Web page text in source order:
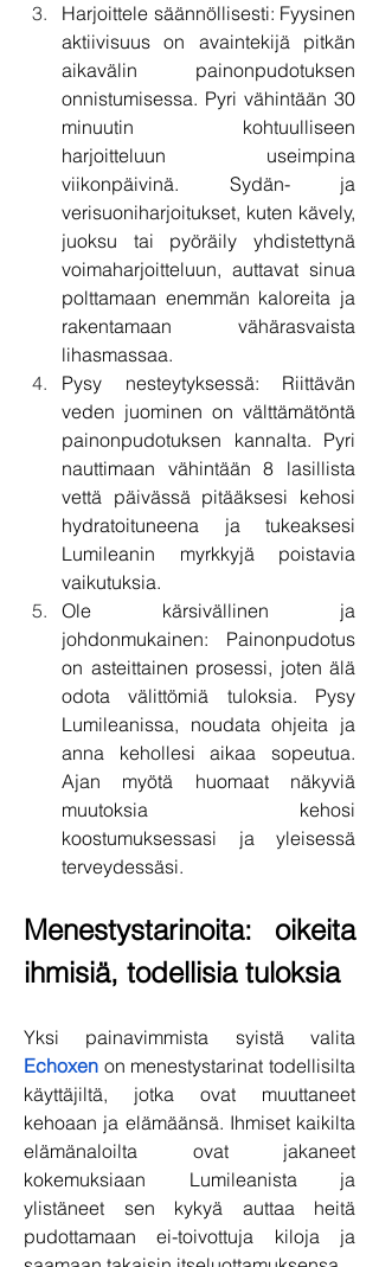
Harjoittele säännöllisesti: Fyysinen
aktiivisuus on avaintekijä pitkän
aikavälin painonpudotuksen
onnistumisessa. Pyri vähintään 30
minuutin kohtuulliseen
harjoitteluun useimpina
viikonpäivinä. Sydän- ja
verisuoniharjoitukset, kuten kävely,
juoksu tai pyöräily yhdistettynä
voimaharjoitteluun, auttavat sinua
polttamaan enemmän kaloreita ja
rakentamaan vähärasvaista
lihasmassaa.
Pysy nesteytyksessä: Riittävän
veden juominen on välttämätöntä
painonpudotuksen kannalta. Pyri
nauttimaan vähintään 8 lasillista
vettä päivässä pitääksesi kehosi
hydratoituneena ja tukeaksesi
Lumileanin myrkkyjä poistavia
vaikutuksia.
Ole kärsivällinen ja
johdonmukainen: Painonpudotus
on asteittainen prosessi, joten älä
odota välittömiä tuloksia. Pysy
Lumileanissa, noudata ohjeita ja
anna kehollesi aikaa sopeutua.
Ajan myötä huomaat näkyviä
muutoksia kehosi
koostumuksessasi ja yleisessä
terveydessäsi.
Menestystarinoita: oikeita
ihmisiä, todellisia tuloksia
Echoxen on menestystarinat todellisilta
käyttäjiltä, ​​jotka ovat muuttaneet
kehoaan ja elämäänsä. Ihmiset kaikilta
elämänaloilta ovat jakaneet
kokemuksiaan Lumileanista ja
ylistäneet sen kykyä auttaa heitä
pudottamaan ei-toivottuja kiloja ja